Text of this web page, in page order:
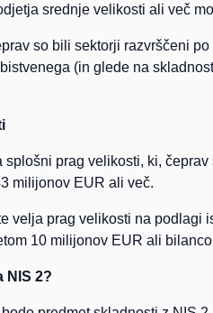
srednje velikosti ali več
so bili sektorji razvrščeni
(in glede na
prag velikosti, ki,
milijonov EUR ali več.
velja prag velikosti na podlagi
10 milijonov EUR ali
NIS 2?